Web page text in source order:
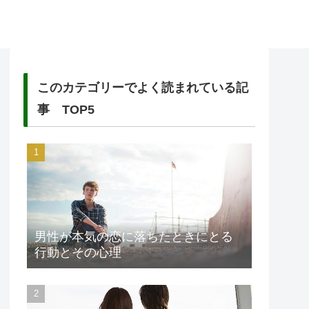
このカテゴリーでよく読まれている記
事 TOP5
男性が本気の恋に落ちたときにとる
行動とその心理